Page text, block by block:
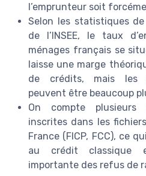
l’emprunteur soit
Selon les statistiques
de l’INSEE, le taux
ménages français se
laisse une marge
de crédits, mais les
peuvent être beaucoup
On compte plusieurs
inscrites dans les
France (FICP, FCC), ce
au crédit classique
importante des refus de